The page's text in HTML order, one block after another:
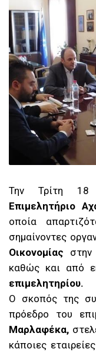
Την Τρίτη 18
Επιμελητήριο
οποία
σημαίνοντες
Οικονομίας στην
καθώς και από
επιμελητηρίου.
Ο σκοπός της
πρόεδρο του
Μαρλαφέκα,
κάποιες